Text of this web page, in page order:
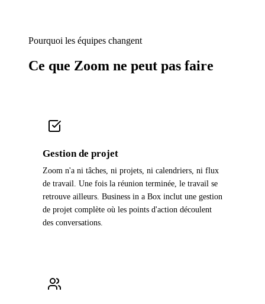
Pourquoi les équipes changent
Ce que Zoom ne peut pas faire
Gestion de projet
Zoom n'a ni tâches, ni projets, ni calendriers, ni flux
de travail. Une fois la réunion terminée, le travail se
retrouve ailleurs. Business in a Box inclut une gestion
de projet complète où les points d'action découlent
des conversations.